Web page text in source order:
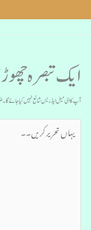
ایک تبصرہ
آپ کا ای میل ایڈریس شائع نہیں کیا جائے گا۔
تحریر